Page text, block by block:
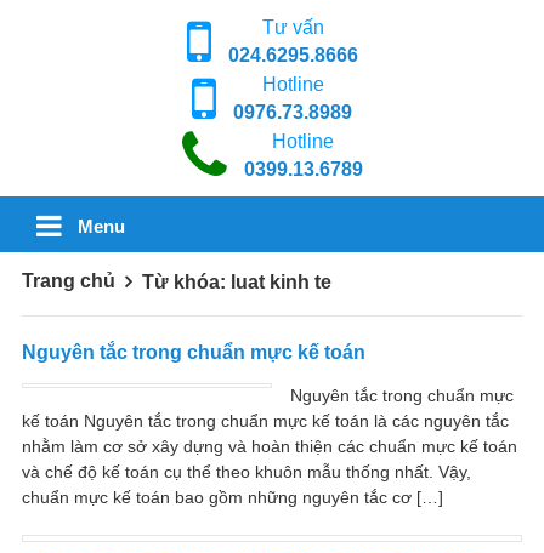
Tư vấn
024.6295.8666
Hotline
0976.73.8989
Hotline
0399.13.6789
Menu
Trang chủ Từ khóa: luat kinh te
Nguyên tắc trong chuẩn mực kế toán
Nguyên tắc trong chuẩn mực
kế toán Nguyên tắc trong chuẩn mực kế toán là các nguyên tắc
nhằm làm cơ sở xây dựng và hoàn thiện các chuẩn mực kế toán
và chế độ kế toán cụ thể theo khuôn mẫu thống nhất. Vậy,
chuẩn mực kế toán bao gồm những nguyên tắc cơ […]